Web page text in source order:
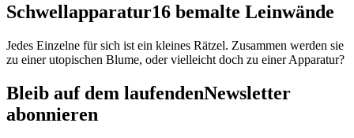
Schwellapparatur16 bemalte Leinwände
Jedes Einzelne für sich ist ein kleines Rätzel. Zusammen werden sie
zu einer utopischen Blume, oder vielleicht doch zu einer Apparatur?
Bleib auf dem laufendenNewsletter
abonnieren